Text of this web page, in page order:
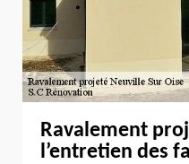
Ravalement
l’entretien des